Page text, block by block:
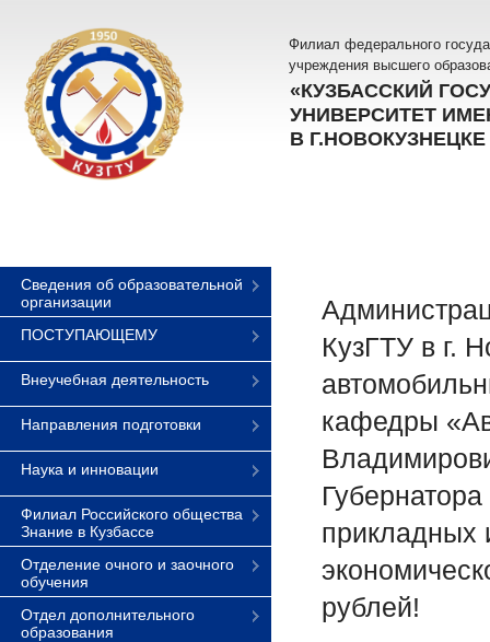
Филиал федерального
учреждения высшего
«КУЗБАССКИЙ
УНИВЕРСИТЕТ
В Г.НОВОКУЗНЕЦКЕ
Сведения об образовательной
организации
ПОСТУПАЮЩЕМУ
Внеучебная деятельность
Направления подготовки
Наука и инновации
Филиал Российского общества
Знание в Кузбассе
Отделение очного и заочного
обучения
Отдел дополнительного
образования
КузГТУ в г.
кафедры
прикладных
рублей!